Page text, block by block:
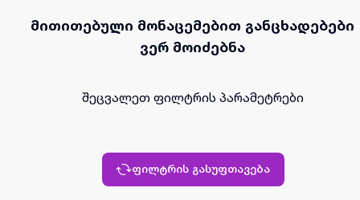
მითითებული მონაცემებით განცხადებები
ვერ მოიძებნა
შეცვალეთ ფილტრის პარამეტრები
ფილტრის გასუფთავება